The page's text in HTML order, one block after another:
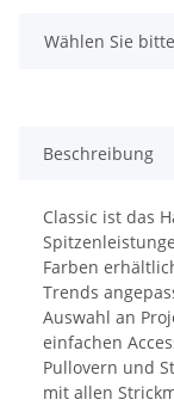
x
Wählen Sie
Beschreibung
Classic ist das
Farben
Trends
Auswahl an
einfachen
Pullovern und
mit allen